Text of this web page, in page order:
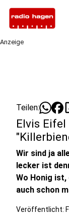
Anzeige
Teilen:
Elvis
Wir sind ja
lecker ist
Wo Honig ist,
auch schon
Veröffentlicht: